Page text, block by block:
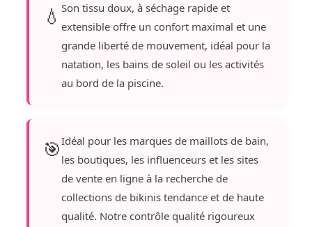
💧 Son tissu doux, à séchage rapide et
extensible offre un confort maximal et une
grande liberté de mouvement, idéal pour la
natation, les bains de soleil ou les activités
au bord de la piscine.
🎯Idéal pour les marques de maillots de bain,
les boutiques, les influenceurs et les sites
de vente en ligne à la recherche de
collections de bikinis tendance et de haute
qualité. Notre contrôle qualité rigoureux